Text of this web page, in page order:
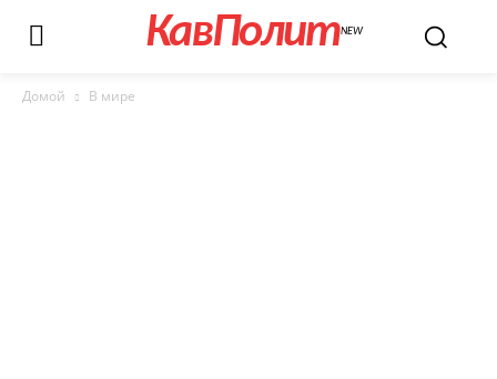
КавПолитNEW
Домой В мире